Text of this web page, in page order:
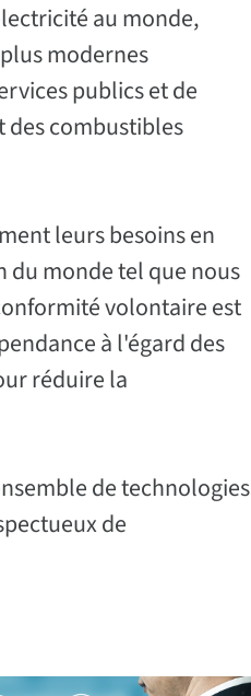
au monde,
modernes
publics et de
combustibles
leurs besoins en
du monde tel que nous
volontaire est
à l'égard des
réduire la
de technologies
de